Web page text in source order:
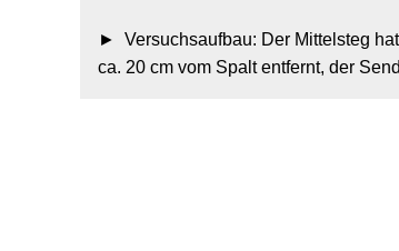
Versuchsaufbau: Der Mittelsteg
ca. 20 cm vom Spalt entfernt, der